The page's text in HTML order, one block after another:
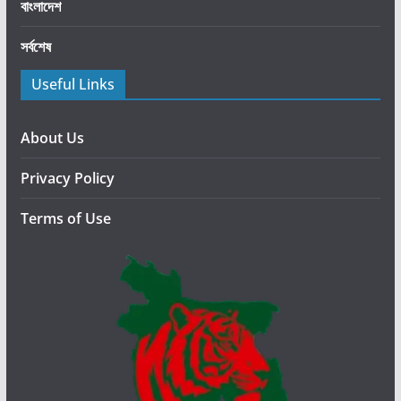
বাংলাদেশ
সর্বশেষ
Useful Links
About Us
Privacy Policy
Terms of Use